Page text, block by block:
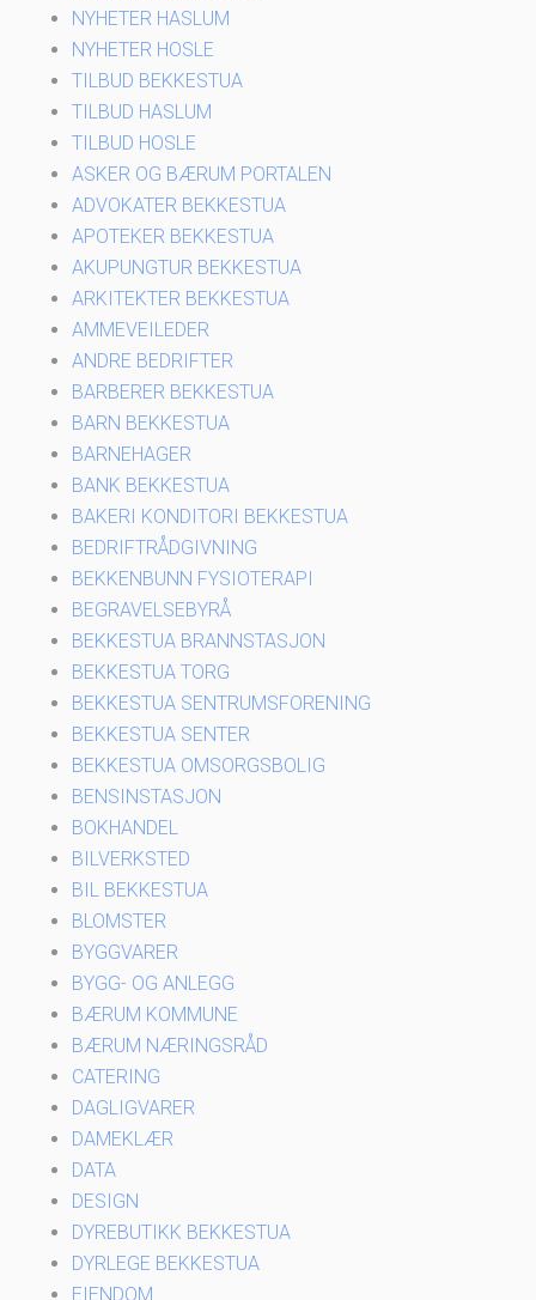
NYHETER HASLUM
NYHETER HOSLE
TILBUD BEKKESTUA
TILBUD HASLUM
TILBUD HOSLE
ASKER OG BÆRUM PORTALEN
ADVOKATER BEKKESTUA
APOTEKER BEKKESTUA
AKUPUNGTUR BEKKESTUA
ARKITEKTER BEKKESTUA
AMMEVEILEDER
ANDRE BEDRIFTER
BARBERER BEKKESTUA
BARN BEKKESTUA
BARNEHAGER
BANK BEKKESTUA
BAKERI KONDITORI BEKKESTUA
BEDRIFTRÅDGIVNING
BEKKENBUNN FYSIOTERAPI
BEGRAVELSEBYRÅ
BEKKESTUA BRANNSTASJON
BEKKESTUA TORG
BEKKESTUA SENTRUMSFORENING
BEKKESTUA SENTER
BEKKESTUA OMSORGSBOLIG
BENSINSTASJON
BOKHANDEL
BILVERKSTED
BIL BEKKESTUA
BLOMSTER
BYGGVARER
BYGG- OG ANLEGG
BÆRUM KOMMUNE
BÆRUM NÆRINGSRÅD
CATERING
DAGLIGVARER
DAMEKLÆR
DATA
DESIGN
DYREBUTIKK BEKKESTUA
DYRLEGE BEKKESTUA
EIENDOM